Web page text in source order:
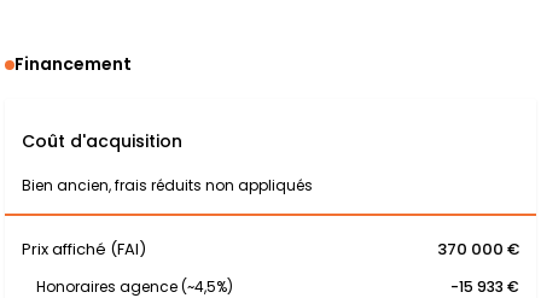
Financement
Coût d'acquisition
Bien ancien, frais réduits non appliqués
Prix affiché (FAI) 370 000 €
Honoraires agence (~4,5%)
-15 933 €